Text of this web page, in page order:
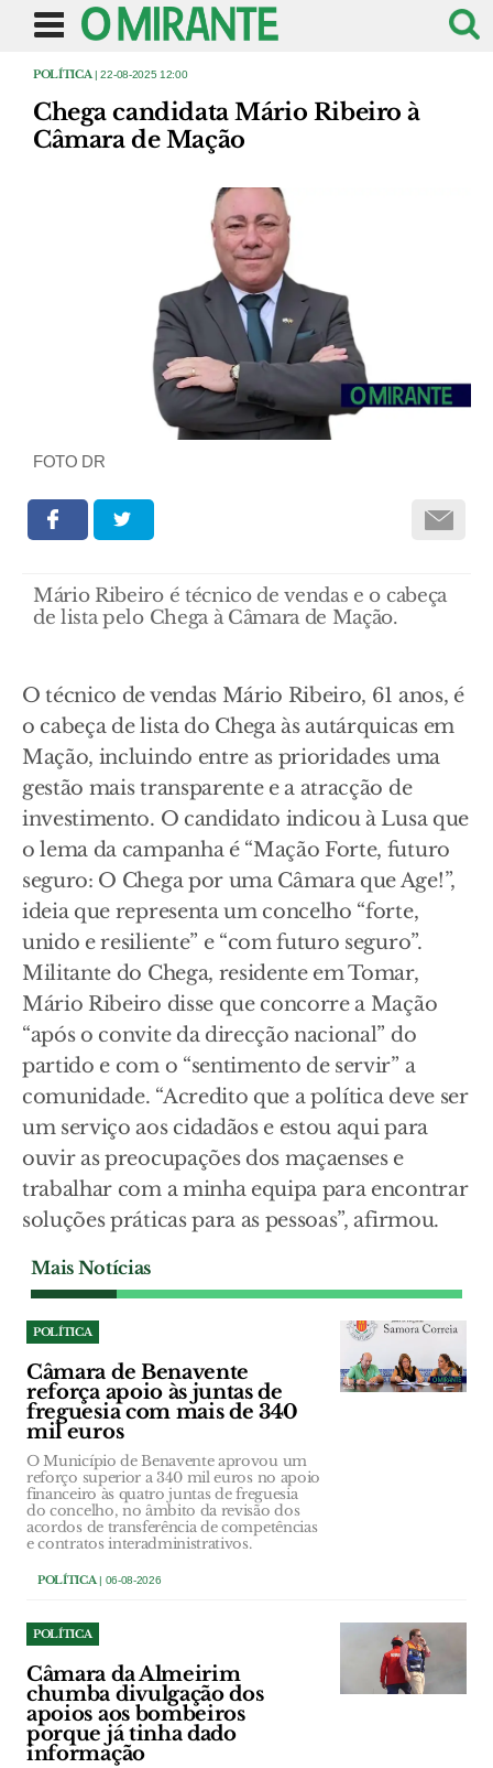
POLÍTICA | 22-08-2025 12:00
Chega candidata Mário Ribeiro à
Câmara de Mação
FOTO DR
Mário Ribeiro é técnico de vendas e o cabeça
de lista pelo Chega à Câmara de Mação.
O técnico de vendas Mário Ribeiro, 61 anos, é
o cabeça de lista do Chega às autárquicas em
Mação, incluindo entre as prioridades uma
gestão mais transparente e a atracção de
investimento. O candidato indicou à Lusa que
o lema da campanha é “Mação Forte, futuro
seguro: O Chega por uma Câmara que Age!”,
ideia que representa um concelho “forte,
unido e resiliente” e “com futuro seguro”.
Militante do Chega, residente em Tomar,
Mário Ribeiro disse que concorre a Mação
“após o convite da direcção nacional” do
partido e com o “sentimento de servir” a
comunidade. “Acredito que a política deve ser
um serviço aos cidadãos e estou aqui para
ouvir as preocupações dos maçaenses e
trabalhar com a minha equipa para encontrar
soluções práticas para as pessoas”, afirmou.
Mais Notícias
POLÍTICA
Câmara de Benavente
reforça apoio às juntas de
freguesia com mais de 340
mil euros
O Município de Benavente aprovou um
reforço superior a 340 mil euros no apoio
financeiro às quatro juntas de freguesia
do concelho, no âmbito da revisão dos
acordos de transferência de competências
e contratos interadministrativos.
POLÍTICA| 06-08-2026
POLÍTICA
Câmara da Almeirim
chumba divulgação dos
apoios aos bombeiros
porque já tinha dado
informação